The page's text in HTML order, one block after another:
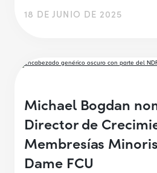
18 DE JUNIO DE 2025
Michael Bogdan
Director de
Membresías
Dame FCU